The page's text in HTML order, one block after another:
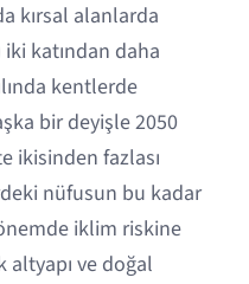
kırsal alanlarda
katından daha
kentlerde
bir deyişle 2050
ikisinden fazlası
nüfusun bu kadar
iklim riskine
altyapı ve doğal